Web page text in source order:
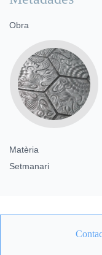
Obra
Matèria
Setmanari